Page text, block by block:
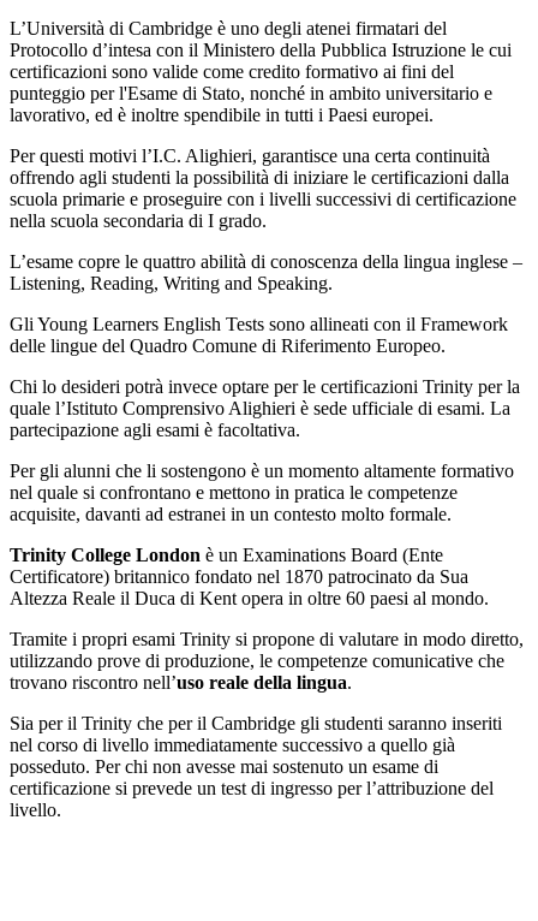
L’Università di Cambridge è uno degli atenei firmatari del
Protocollo d’intesa con il Ministero della Pubblica Istruzione le cui
certificazioni sono valide come credito formativo ai fini del
punteggio per l'Esame di Stato, nonché in ambito universitario e
lavorativo, ed è inoltre spendibile in tutti i Paesi europei.
Per questi motivi l’I.C. Alighieri, garantisce una certa continuità
offrendo agli studenti la possibilità di iniziare le certificazioni dalla
scuola primarie e proseguire con i livelli successivi di certificazione
nella scuola secondaria di I grado.
L’esame copre le quattro abilità di conoscenza della lingua inglese –
Listening, Reading, Writing and Speaking.
Gli Young Learners English Tests sono allineati con il Framework
delle lingue del Quadro Comune di Riferimento Europeo.
Chi lo desideri potrà invece optare per le certificazioni Trinity per la
quale l’Istituto Comprensivo Alighieri è sede ufficiale di esami. La
partecipazione agli esami è facoltativa.
Per gli alunni che li sostengono è un momento altamente formativo
nel quale si confrontano e mettono in pratica le competenze
acquisite, davanti ad estranei in un contesto molto formale.
Trinity College London è un Examinations Board (Ente
Certificatore) britannico fondato nel 1870 patrocinato da Sua
Altezza Reale il Duca di Kent opera in oltre 60 paesi al mondo.
Tramite i propri esami Trinity si propone di valutare in modo diretto,
utilizzando prove di produzione, le competenze comunicative che
trovano riscontro nell’uso reale della lingua.
Sia per il Trinity che per il Cambridge gli studenti saranno inseriti
nel corso di livello immediatamente successivo a quello già
posseduto. Per chi non avesse mai sostenuto un esame di
certificazione si prevede un test di ingresso per l’attribuzione del
livello.